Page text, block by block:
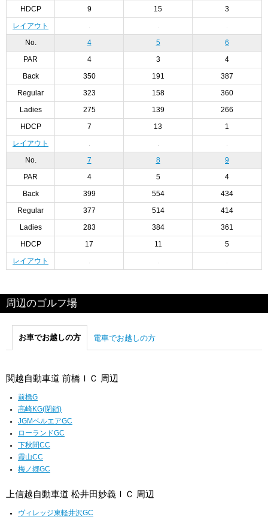
HDCP 9 15 3
レイアウト
No. 4 5 6
PAR 4 3 4
Back 350 191 387
Regular 323 158 360
Ladies 275 139 266
HDCP 7 13 1
レイアウト
No. 7 8 9
PAR 4 5 4
Back 399 554 434
Regular 377 514 414
Ladies 283 384 361
HDCP 17 11 5
レイアウト
周辺のゴルフ場
お車でお越しの方 電車でお越しの方
関越自動車道 前橋ＩＣ 周辺
前橋G
高崎KG(閉鎖)
JGMベルエアGC
ローランドGC
下秋間CC
霞山CC
梅ノ郷GC
上信越自動車道 松井田妙義ＩＣ 周辺
ヴィレッジ東軽井沢GC